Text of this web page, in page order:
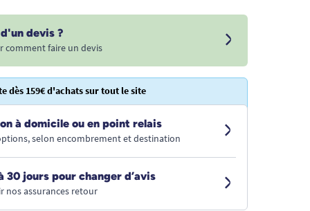
devis ?
comment faire un devis
dès 159€ d'achats sur tout le site
à domicile ou en point relais
selon encombrement et destination
30 jours pour changer d’avis
nos assurances retour